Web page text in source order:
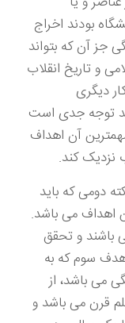
بودند اخراج
جز آن که بتواند
و تاریخ انقلاب
دیگری
توجه جدی است
آن اهداف
نزدیک کند.
دومی که باید
اهداف می باشد.
و تحقق
هدف سوم که به
می باشد، از
قرن می باشد و